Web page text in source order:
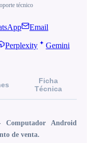
técnico
Email
Perplexity
Gemini
Ficha
Técnica
Computador Android
de venta.